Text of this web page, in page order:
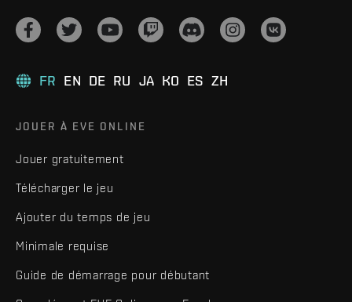
FR EN DE RU JA KO ES ZH
JOUER À EVE ONLINE
Jouer gratuitement
Télécharger le jeu
Ajouter du temps de jeu
Minimale requise
Guide de démarrage pour débutant